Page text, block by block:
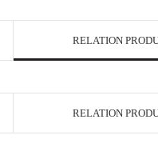
RELATION
RELATION